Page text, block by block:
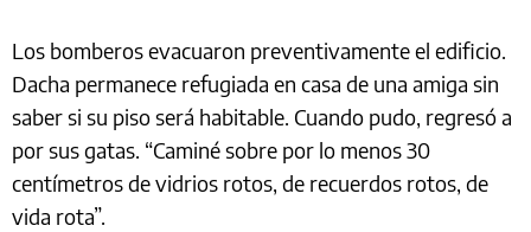
Los bomberos evacuaron preventivamente el edificio.
Dacha permanece refugiada en casa de una amiga sin
saber si su piso será habitable. Cuando pudo, regresó a
por sus gatas. “Caminé sobre por lo menos 30
centímetros de vidrios rotos, de recuerdos rotos, de
vida rota”.